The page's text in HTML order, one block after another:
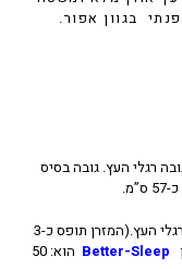
בגוון אפור.
גובה רגלי העץ. גובה בסיס
ס”מ.
11 ס”מ גובה רגלי העץ.(המזרן תופס כ-3
Better-Sleep
הוא: 50